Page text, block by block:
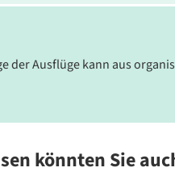
der Ausflüge kann aus
könnten Sie